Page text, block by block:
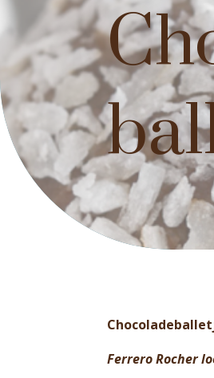
Ferrero Rocher